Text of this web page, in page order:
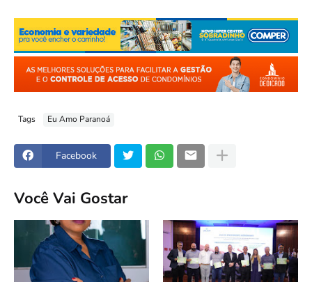
Tags Eu Amo Paranoá
Facebook
Você Vai Gostar